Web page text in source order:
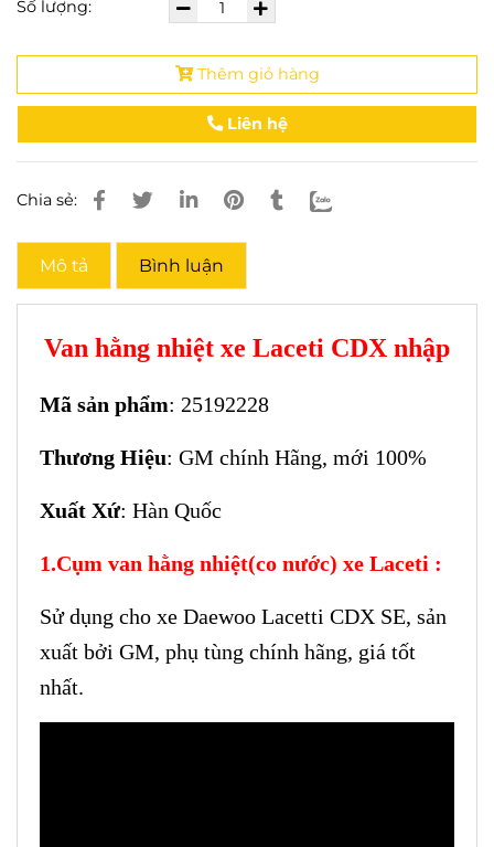
Số lượng:
Thêm giỏ hàng
Liên hệ
Chia sẻ:
Mô tả Bình luận
Van hằng nhiệt xe Laceti CDX nhập
Mã sản phẩm: 25192228
Thương Hiệu: GM chính Hãng, mới 100%
Xuất Xứ: Hàn Quốc
1.Cụm van hằng nhiệt(co nước) xe Laceti :
Sử dụng cho xe Daewoo Lacetti CDX SE, sản
xuất bởi GM, phụ tùng chính hãng, giá tốt
nhất.